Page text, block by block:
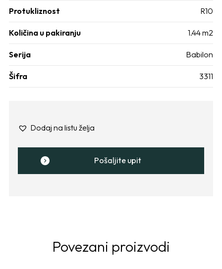
Protukliznost R10
Količina u pakiranju 1.44 m2
Serija Babilon
Šifra 3311
Dodaj na listu želja
Pošaljite upit
Povezani proizvodi